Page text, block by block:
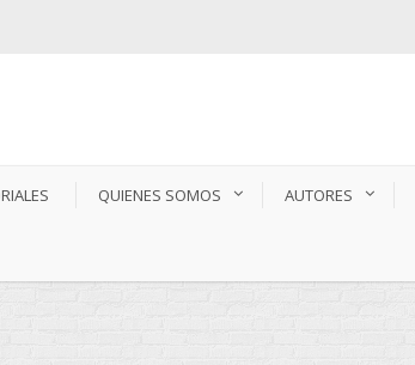
QUIENES SOMOS AUTORES